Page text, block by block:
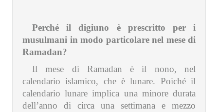
Perché il digiuno è prescritto per i
musulmani in modo particolare nel mese di
Ramadan?
Il mese di Ramadan è il nono, nel
calendario islamico, che è lunare. Poiché il
calendario lunare implica una minore durata
dell’anno di circa una settimana e mezzo